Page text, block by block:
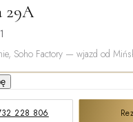
29A
Soho Factory — wjazd od
ŻUPNICZA
228 806